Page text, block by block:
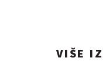
VIŠE IZ